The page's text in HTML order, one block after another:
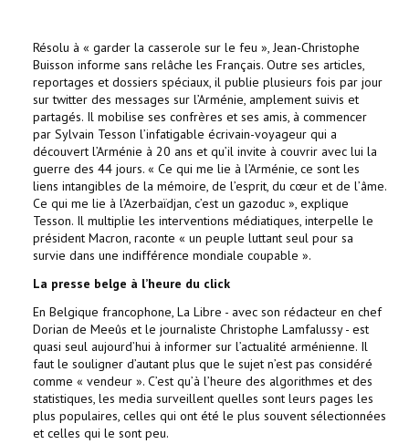
Résolu à « garder la casserole sur le feu », Jean-Christophe
Buisson informe sans relâche les Français. Outre ses articles,
reportages et dossiers spéciaux, il publie plusieurs fois par jour
sur twitter des messages sur l’Arménie, amplement suivis et
partagés. Il mobilise ses confrères et ses amis, à commencer
par Sylvain Tesson l’infatigable écrivain-voyageur qui a
découvert l’Arménie à 20 ans et qu’il invite à couvrir avec lui la
guerre des 44 jours. « Ce qui me lie à l’Arménie, ce sont les
liens intangibles de la mémoire, de l’esprit, du cœur et de l’âme.
Ce qui me lie à l’Azerbaïdjan, c’est un gazoduc », explique
Tesson. Il multiplie les interventions médiatiques, interpelle le
président Macron, raconte « un peuple luttant seul pour sa
survie dans une indifférence mondiale coupable ».
La presse belge à l’heure du click
En Belgique francophone, La Libre - avec son rédacteur en chef
Dorian de Meeûs et le journaliste Christophe Lamfalussy - est
quasi seul aujourd’hui à informer sur l’actualité arménienne. Il
faut le souligner d’autant plus que le sujet n’est pas considéré
comme « vendeur ». C’est qu’à l’heure des algorithmes et des
statistiques, les media surveillent quelles sont leurs pages les
plus populaires, celles qui ont été le plus souvent sélectionnées
et celles qui le sont peu.